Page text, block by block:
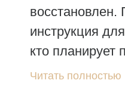
восстановлен.
инструкция
кто планирует
Читать полностью